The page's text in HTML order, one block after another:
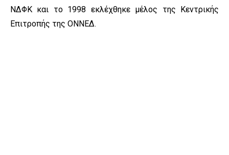
ΝΔΦΚ και το 1998 εκλέχθηκε μέλος της Κεντρικής
Επιτροπής της ΟΝΝΕΔ.